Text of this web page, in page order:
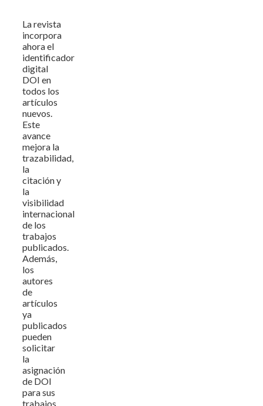
La revista
incorpora
ahora el
identificador
digital
DOI en
todos los
artículos
nuevos.
Este
avance
mejora la
trazabilidad,
la
citación y
la
visibilidad
internacional
de los
trabajos
publicados.
Además,
los
autores
de
artículos
ya
publicados
pueden
solicitar
la
asignación
de DOI
para sus
trabajos